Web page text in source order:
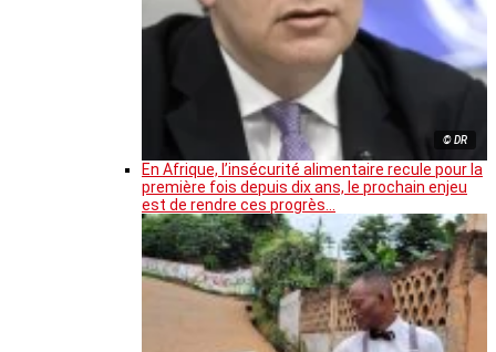
© DR
En Afrique, l’insécurité alimentaire recule pour la
première fois depuis dix ans, le prochain enjeu
est de rendre ces progrès…